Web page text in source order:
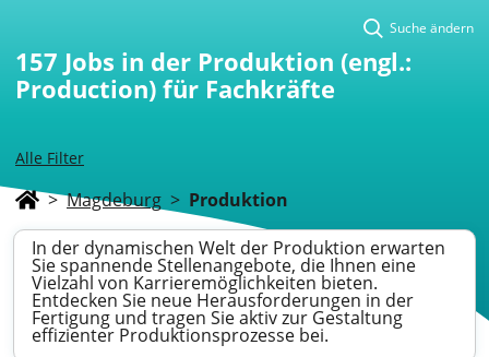
Alle Filter
Suche ändern
157 Jobs in der Produktion (engl.:
Production) für Fachkräfte
> Magdeburg > Produktion
In der dynamischen Welt der Produktion erwarten
Sie spannende Stellenangebote, die Ihnen eine
Vielzahl von Karrieremöglichkeiten bieten.
Entdecken Sie neue Herausforderungen in der
Fertigung und tragen Sie aktiv zur Gestaltung
effizienter Produktionsprozesse bei.